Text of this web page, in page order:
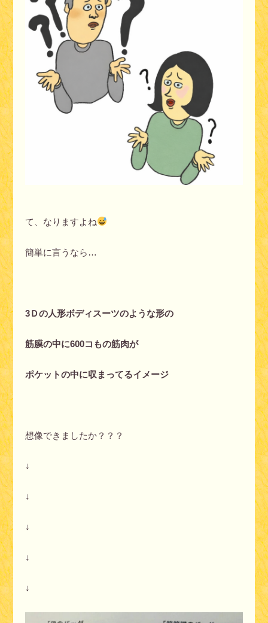
て、なりますよね
簡単に言うなら…
3Ｄの人形ボディスーツのような形の
筋膜の中に600コもの筋肉が
ポケットの中に収まってるイメージ
想像できましたか？？？
↓
↓
↓
↓
↓